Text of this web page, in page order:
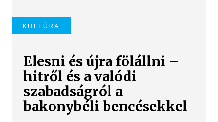
KULTÚRA
Elesni és újra fölállni –
hitről és a valódi
szabadságról a
bakonybéli bencésekkel